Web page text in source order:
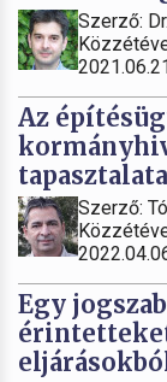
Szerző:
Az
Szerző:
Egy